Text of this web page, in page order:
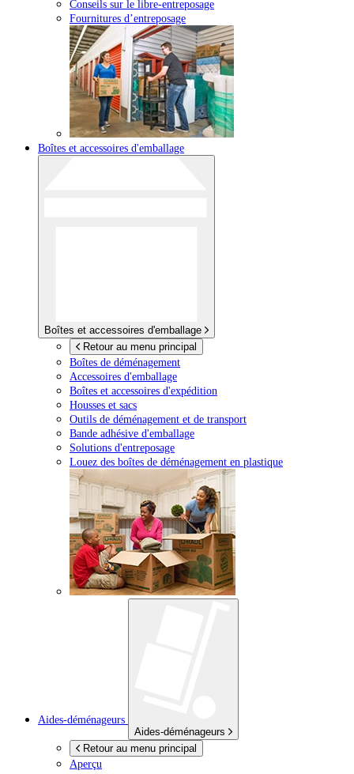
Conseils sur le libre-entreposage
Fournitures d’entreposage
Boîtes et accessoires d'emballage
Boîtes et accessoires d'emballage
Retour au menu principal
Boîtes de déménagement
Accessoires d'emballage
Boîtes et accessoires d'expédition
Housses et sacs
Outils de déménagement et de transport
Bande adhésive d'emballage
Solutions d'entreposage
Louez des boîtes de déménagement en plastique
Aides-déménageurs
Aides-déménageurs
Retour au menu principal
Aperçu